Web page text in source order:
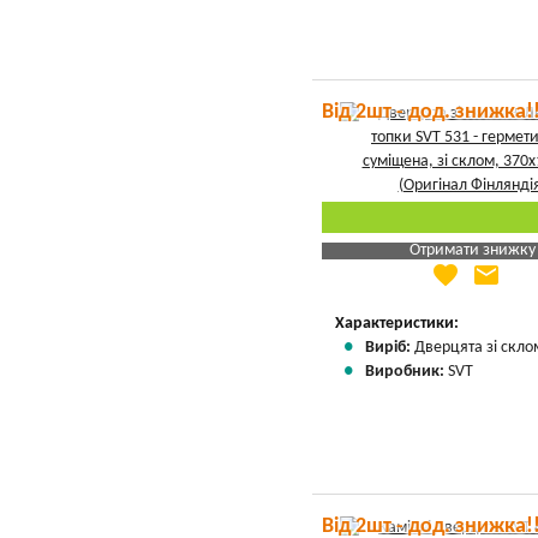
Від 2шт - дод.
Отримати знижку
Яка Ваша ціна
favorite email
Характеристики:
Виріб: Дверцята зі
Виробник: SVT
Від 2шт - дод.